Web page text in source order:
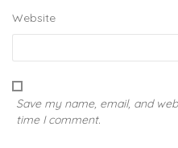
Website
Save my name, email, and
time I comment.